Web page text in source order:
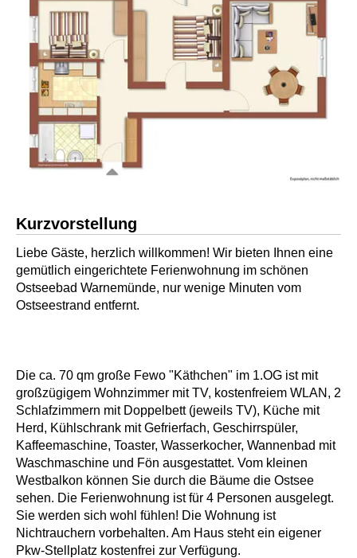
Kurzvorstellung
Liebe Gäste, herzlich willkommen! Wir bieten Ihnen eine
gemütlich eingerichtete Ferienwohnung im schönen
Ostseebad Warnemünde, nur wenige Minuten vom
Ostseestrand entfernt.
Die ca. 70 qm große Fewo "Käthchen" im 1.OG ist mit
großzügigem Wohnzimmer mit TV, kostenfreiem WLAN, 2
Schlafzimmern mit Doppelbett (jeweils TV), Küche mit
Herd, Kühlschrank mit Gefrierfach, Geschirrspüler,
Kaffeemaschine, Toaster, Wasserkocher, Wannenbad mit
Waschmaschine und Fön ausgestattet. Vom kleinen
Westbalkon können Sie durch die Bäume die Ostsee
sehen. Die Ferienwohnung ist für 4 Personen ausgelegt.
Sie werden sich wohl fühlen! Die Wohnung ist
Nichtrauchern vorbehalten. Am Haus steht ein eigener
Pkw-Stellplatz kostenfrei zur Verfügung.